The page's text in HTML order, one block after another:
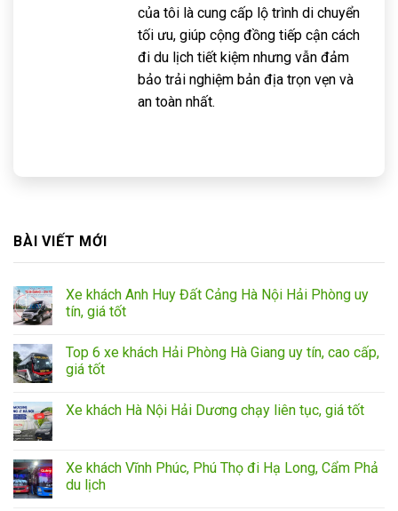
của tôi là cung cấp lộ trình di chuyển
tối ưu, giúp cộng đồng tiếp cận cách
đi du lịch tiết kiệm nhưng vẫn đảm
bảo trải nghiệm bản địa trọn vẹn và
an toàn nhất.
BÀI VIẾT MỚI
Xe khách Anh Huy Đất Cảng Hà Nội Hải Phòng uy
tín, giá tốt
Top 6 xe khách Hải Phòng Hà Giang uy tín, cao cấp,
giá tốt
Xe khách Hà Nội Hải Dương chạy liên tục, giá tốt
Xe khách Vĩnh Phúc, Phú Thọ đi Hạ Long, Cẩm Phả
du lịch